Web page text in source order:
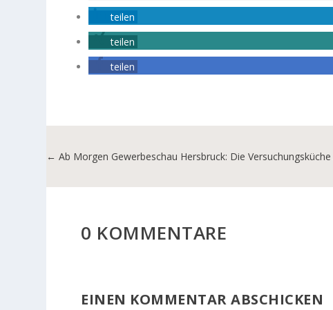
teilen
teilen
teilen
←Ab Morgen Gewerbeschau Hersbruck: Die Versuchungsküche
0 KOMMENTARE
EINEN KOMMENTAR ABSCHICKEN